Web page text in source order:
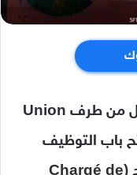
من طرف Union
باب التوظيف
لشغل منصب مكلّف بمتابعة المنح (Chargé de